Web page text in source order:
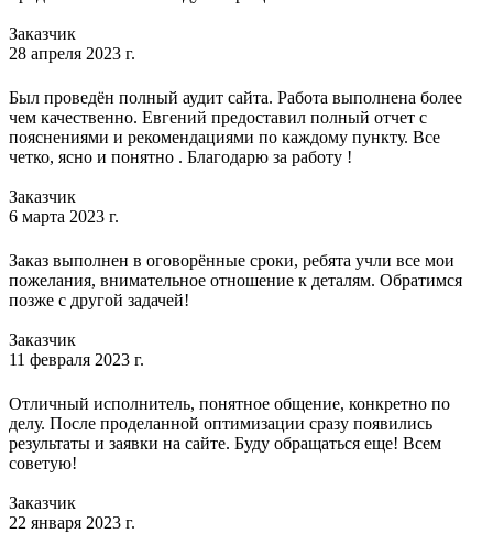
Заказчик
28 апреля 2023 г.
Был проведён полный аудит сайта. Работа выполнена более
чем качественно. Евгений предоставил полный отчет с
пояснениями и рекомендациями по каждому пункту. Все
четко, ясно и понятно . Благодарю за работу !
Заказчик
6 марта 2023 г.
Заказ выполнен в оговорённые сроки, ребята учли все мои
пожелания, внимательное отношение к деталям. Обратимся
позже с другой задачей!
Заказчик
11 февраля 2023 г.
Отличный исполнитель, понятное общение, конкретно по
делу. После проделанной оптимизации сразу появились
результаты и заявки на сайте. Буду обращаться еще! Всем
советую!
Заказчик
22 января 2023 г.